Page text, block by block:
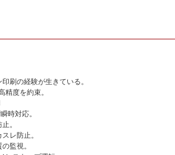
刷の経験が生きている。
精度を約束。
時対応。
。
レ防止。
監視。